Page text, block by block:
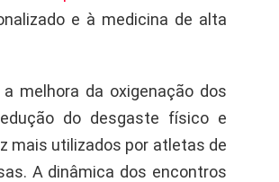
e à medicina de alta
melhora da oxigenação dos
do desgaste físico e
mais utilizados por atletas de
A dinâmica dos encontros